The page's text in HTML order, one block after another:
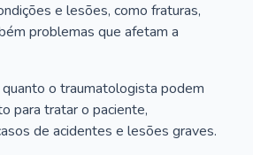
e lesões, como fraturas,
problemas que afetam a
o traumatologista podem
para tratar o paciente,
de acidentes e lesões graves.